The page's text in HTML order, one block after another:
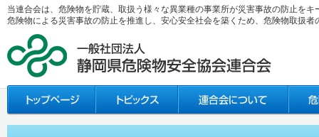
当連合会は、危険物を貯蔵、取扱う様々な異業種の事業所が災害事故の防止を
危険物による災害事故の防止を推進し、安心安全社会を築くため、危険物取扱